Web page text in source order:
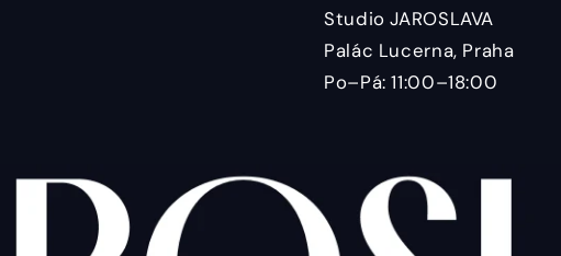
Studio JAROSLAVA
Palác Lucerna, Praha
Po–Pá: 11:00–18:00